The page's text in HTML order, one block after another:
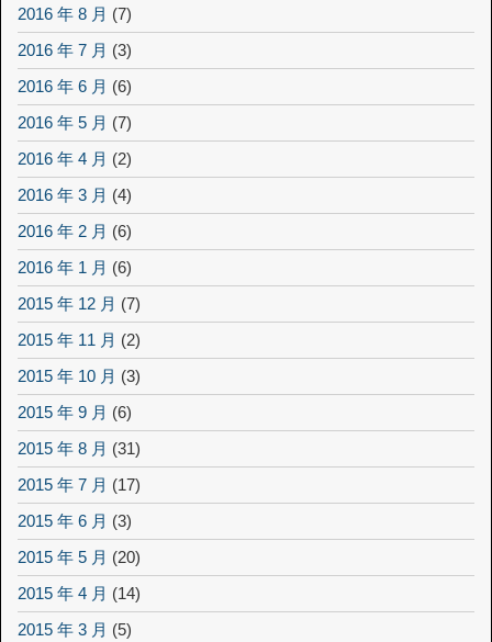
2016 年 8 月 (7)
2016 年 7 月 (3)
2016 年 6 月 (6)
2016 年 5 月 (7)
2016 年 4 月 (2)
2016 年 3 月 (4)
2016 年 2 月 (6)
2016 年 1 月 (6)
2015 年 12 月 (7)
2015 年 11 月 (2)
2015 年 10 月 (3)
2015 年 9 月 (6)
2015 年 8 月 (31)
2015 年 7 月 (17)
2015 年 6 月 (3)
2015 年 5 月 (20)
2015 年 4 月 (14)
2015 年 3 月 (5)